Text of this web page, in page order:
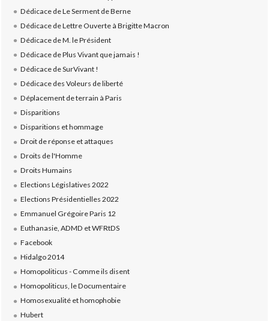
Dédicace de Le Serment de Berne
Dédicace de Lettre Ouverte à Brigitte Macron
Dédicace de M. le Président
Dédicace de Plus Vivant que jamais !
Dédicace de SurVivant !
Dédicace des Voleurs de liberté
Déplacement de terrain à Paris
Disparitions
Disparitions et hommage
Droit de réponse et attaques
Droits de l'Homme
Droits Humains
Elections Législatives 2022
Elections Présidentielles 2022
Emmanuel Grégoire Paris 12
Euthanasie, ADMD et WFRtDS
Facebook
Hidalgo 2014
Homopoliticus - Comme ils disent
Homopoliticus, le Documentaire
Homosexualité et homophobie
Hubert